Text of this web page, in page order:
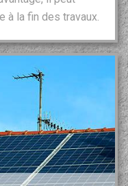
à la fin des travaux.